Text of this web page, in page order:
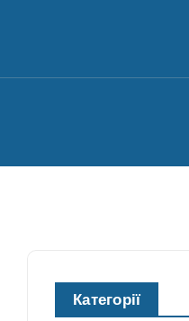
Категорії